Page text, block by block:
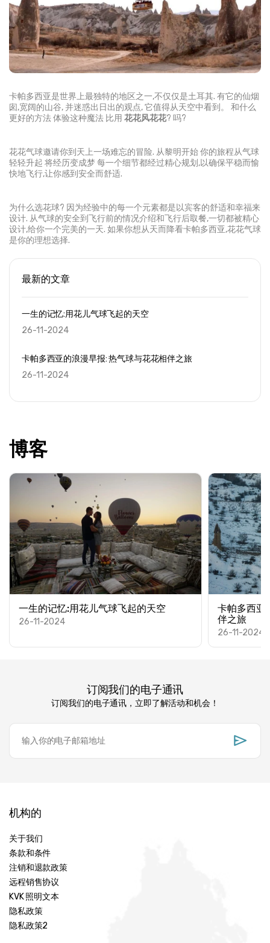
卡帕多西亚是世界上最独特的地区之一,不仅仅是土耳其. 有它的仙烟
囱,宽阔的山谷, 并迷惑出日出的观点, 它值得从天空中看到。 和什么
更好的方法 体验这种魔法 比用 花花风花花? 吗?
花花气球邀请你到天上一场难忘的冒险. 从黎明开始 你的旅程从气球
轻轻升起 将经历变成梦 每一个细节都经过精心规划,以确保平稳而愉
快地飞行,让你感到安全而舒适.
为什么选花球? 因为经验中的每一个元素都是以宾客的舒适和幸福来
设计. 从气球的安全到飞行前的情况介绍和飞行后取餐,一切都被精心
设计,给你一个完美的一天. 如果你想从天而降看卡帕多西亚,花花气球
是你的理想选择.
最新的文章
一生的记忆:用花儿气球飞起的天空
26-11-2024
卡帕多西亚的浪漫早报: 热气球与花花相伴之旅
26-11-2024
博客
一生的记忆:用花儿气球飞起的天空
26-11-2024
卡帕多西亚
伴之旅
26-11-2024
订阅我们的电子通讯
订阅我们的电子通讯，立即了解活动和机会！
机构的
关于我们
条款和条件
注销和退款政策
远程销售协议
KVK 照明文本
隐私政策
隐私政策2